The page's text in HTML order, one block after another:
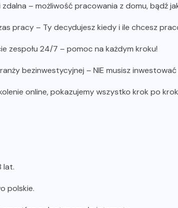
zdalna – możliwość pracowania z domu, bądź
pracy – Ty decydujesz kiedy i ile chcesz
zespołu 24/7 – pomoc na każdym kroku!
bezinwestycyjnej – NIE musisz
online, pokazujemy wszystko krok po
lat.
polskie.